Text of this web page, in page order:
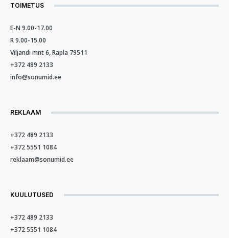
TOIMETUS
E-N 9.00-17.00
R 9.00-15.00
Viljandi mnt 6, Rapla 79511
+372 489 2133
info@sonumid.ee
REKLAAM
+372 489 2133
+372 5551 1084
reklaam@sonumid.ee
KUULUTUSED
+372 489 2133
+372 5551 1084